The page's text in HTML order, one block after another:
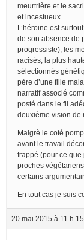
meurtrière et le
et incestueux…
L’héroine est
de son absence de
progressiste), les
racisés, la plus
sélectionnés
père d’une fille
narratif associé
posté dans le fil
deuxième vision de
Malgrè le coté
avant le travail
frappé (pour ce que
proches
certains
En tout cas je suis
20 mai 2015 à 11 h